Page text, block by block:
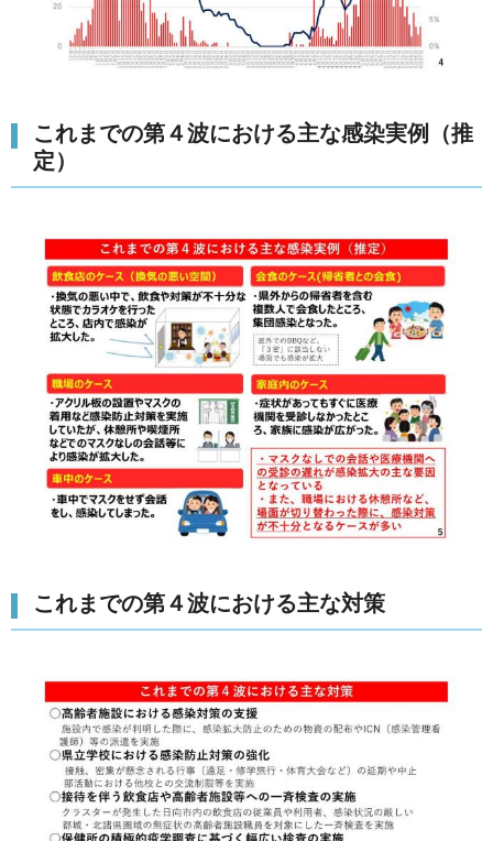
これまでの第４波における主な感染実例（推
定）
これまでの第４波における主な対策